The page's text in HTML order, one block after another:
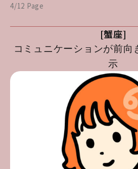
4/12 Page
[蟹座]
コミュニケーションが前向
示